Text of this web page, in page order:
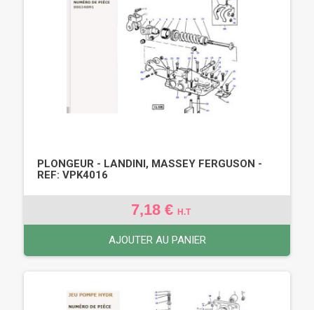
PLONGEUR - LANDINI, MASSEY FERGUSON -
REF: VPK4016
7,18 € H.T
AJOUTER AU PANIER